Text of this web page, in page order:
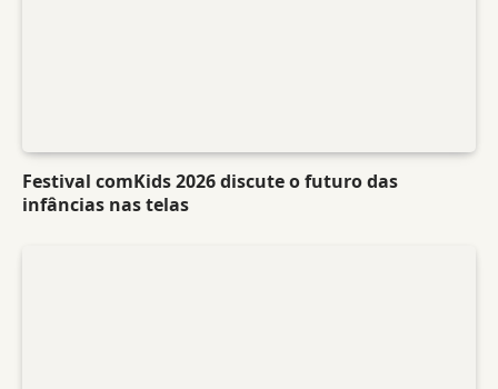
Festival comKids 2026 discute o futuro das
infâncias nas telas